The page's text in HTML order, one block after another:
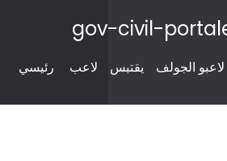
gov-civil-
رئيسي لاعب يقتبس لاعبو الجولف